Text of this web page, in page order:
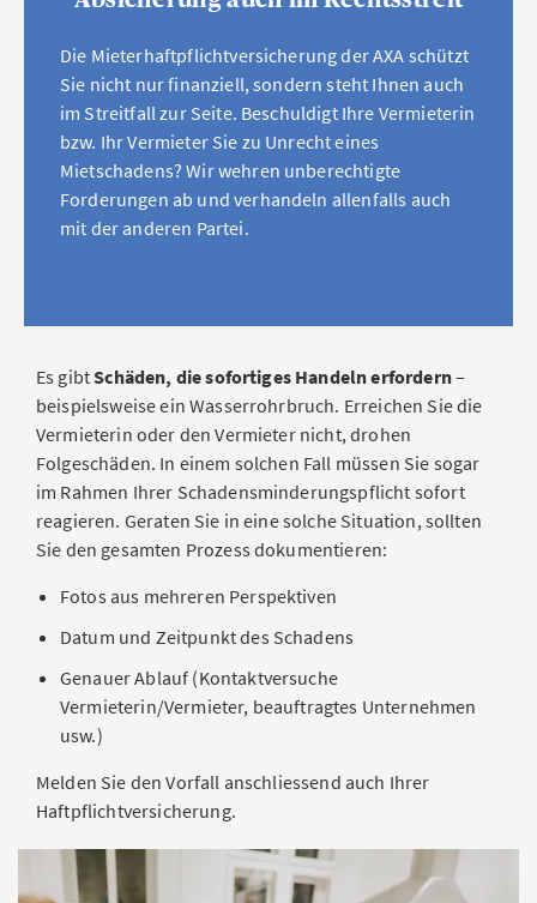
Die Mieterhaftpflichtversicherung der AXA schützt
Sie nicht nur finanziell, sondern steht Ihnen auch
im Streitfall zur Seite. Beschuldigt Ihre Vermieterin
bzw. Ihr Vermieter Sie zu Unrecht eines
Mietschadens? Wir wehren unberechtigte
Forderungen ab und verhandeln allenfalls auch
mit der anderen Partei.
Es gibtSchäden, die sofortiges Handeln erfordern–
beispielsweise ein Wasserrohrbruch. Erreichen Sie die
Vermieterin oder den Vermieter nicht, drohen
Folgeschäden. In einem solchen Fall müssen Sie sogar
im Rahmen Ihrer Schadensminderungspflicht sofort
reagieren. Geraten Sie in eine solche Situation, sollten
Sie den gesamten Prozess dokumentieren:
Fotos aus mehreren Perspektiven
Datum und Zeitpunkt des Schadens
Genauer Ablauf (Kontaktversuche
Vermieterin/Vermieter, beauftragtes Unternehmen
usw.)
Melden Sie den Vorfall anschliessend auch Ihrer
Haftpflichtversicherung.